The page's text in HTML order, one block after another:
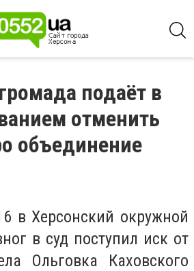
подаёт в
отменить
объединение
в Херсонский окружной
в суд поступил иск от
Ольговка Каховского